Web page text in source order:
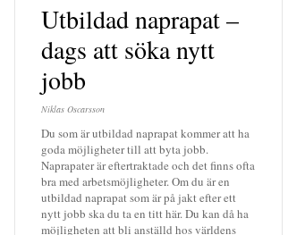
Utbildad naprapat –
dags att söka nytt
jobb
Niklas Oscarsson
Du som är utbildad naprapat kommer att ha
goda möjligheter till att byta jobb.
Naprapater är eftertraktade och det finns ofta
bra med arbetsmöjligheter. Om du är en
utbildad naprapat som är på jakt efter ett
nytt jobb ska du ta en titt här. Du kan då ha
möjligheten att bli anställd hos världens